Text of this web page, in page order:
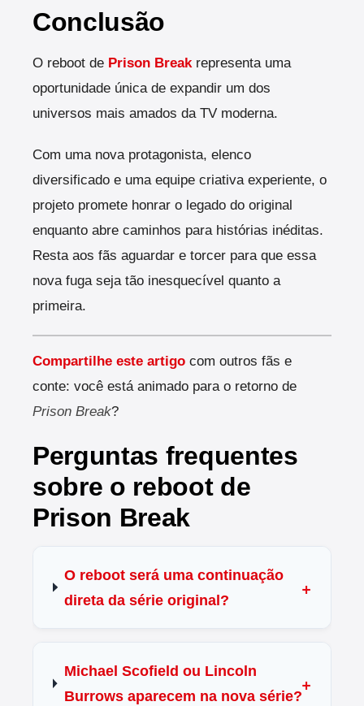
Conclusão
O reboot de Prison Break representa uma
oportunidade única de expandir um dos
universos mais amados da TV moderna.
Com uma nova protagonista, elenco
diversificado e uma equipe criativa experiente, o
projeto promete honrar o legado do original
enquanto abre caminhos para histórias inéditas.
Resta aos fãs aguardar e torcer para que essa
nova fuga seja tão inesquecível quanto a
primeira.
Compartilhe este artigo com outros fãs e
conte: você está animado para o retorno de
Prison Break?
Perguntas frequentes
sobre o reboot de
Prison Break
O reboot será uma continuação
direta da série original?
Michael Scofield ou Lincoln
Burrows aparecem na nova série?